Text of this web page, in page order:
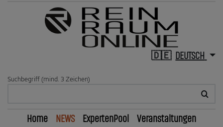
DEUTSCH
Suchbegriff (mind. 3 Zeichen)
Home NEWS ExpertenPool
Veranstaltungen